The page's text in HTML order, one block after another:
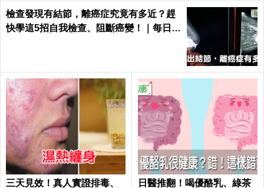
檢查發現有結節，離癌症究竟有多近？趕
快學這5招自我檢查、阻斷癌變！｜每日健
三天見效！真人實證排毒、
日醫推翻！喝優酪乳、綠茶